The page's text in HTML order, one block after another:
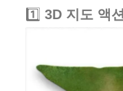
1️⃣ 3D 지도 액션